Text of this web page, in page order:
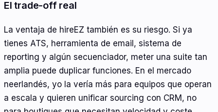
El trade-off real
La ventaja de hireEZ también es su riesgo. Si ya
tienes ATS, herramienta de email, sistema de
reporting y algún secuenciador, meter una suite tan
amplia puede duplicar funciones. En el mercado
neerlandés, yo la vería más para equipos que operan
a escala y quieren unificar sourcing con CRM, no